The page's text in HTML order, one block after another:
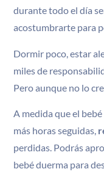
durante todo el día
acostumbrarte para
Dormir poco, estar
miles de
Pero aunque no lo
A medida que el
más horas seguidas,
perdidas. Podrás
bebé duerma para